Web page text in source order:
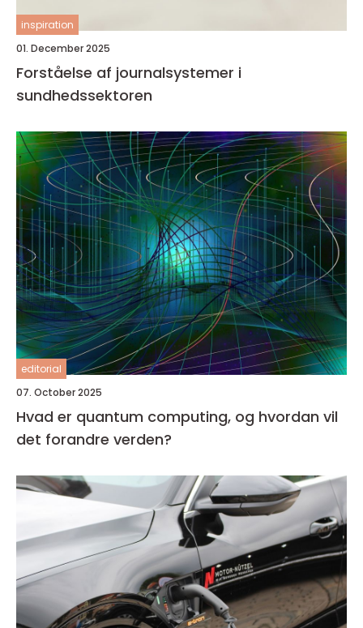
inspiration
01. December 2025
Forståelse af journalsystemer i
sundhedssektoren
editorial
07. October 2025
Hvad er quantum computing, og hvordan vil
det forandre verden?